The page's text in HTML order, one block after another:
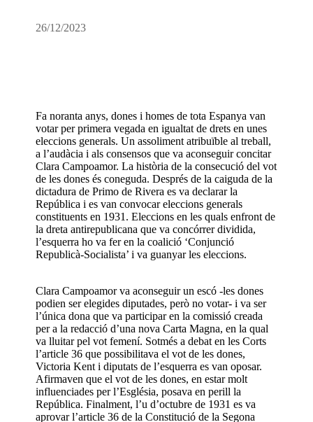
26/12/2023
Fa noranta anys, dones i homes de tota Espanya van
votar per primera vegada en igualtat de drets en unes
eleccions generals. Un assoliment atribuïble al treball,
a l’audàcia i als consensos que va aconseguir concitar
Clara Campoamor. La història de la consecució del vot
de les dones és coneguda. Després de la caiguda de la
dictadura de Primo de Rivera es va declarar la
República i es van convocar eleccions generals
constituents en 1931. Eleccions en les quals enfront de
la dreta antirepublicana que va concórrer dividida,
l’esquerra ho va fer en la coalició ‘Conjunció
Republicà-Socialista’ i va guanyar les eleccions.
Clara Campoamor va aconseguir un escó -les dones
podien ser elegides diputades, però no votar- i va ser
l’única dona que va participar en la comissió creada
per a la redacció d’una nova Carta Magna, en la qual
va lluitar pel vot femení. Sotmés a debat en les Corts
l’article 36 que possibilitava el vot de les dones,
Victoria Kent i diputats de l’esquerra es van oposar.
Afirmaven que el vot de les dones, en estar molt
influenciades per l’Església, posava en perill la
República. Finalment, l’u d’octubre de 1931 es va
aprovar l’article 36 de la Constitució de la Segona